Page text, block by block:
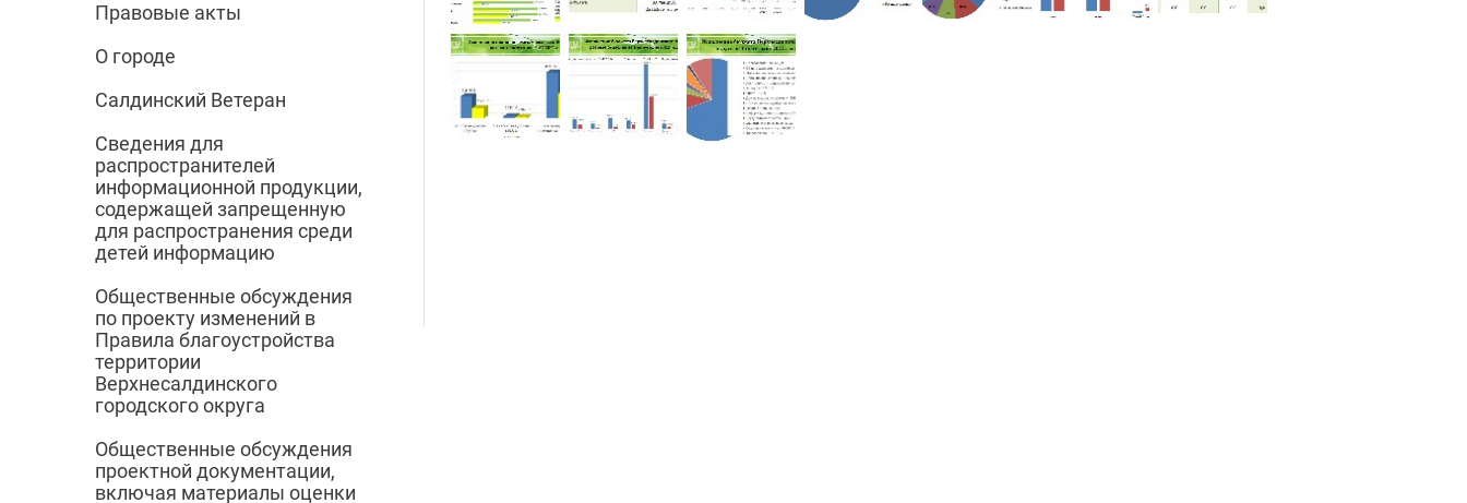
Правовые акты
О городе
Салдинский Ветеран
Сведения для
распространителей
информационной продукции,
содержащей запрещенную
для распространения среди
детей информацию
Общественные обсуждения
по проекту изменений в
Правила благоустройства
территории
Верхнесалдинского
городского округа
Общественные обсуждения
проектной документации,
включая материалы оценки